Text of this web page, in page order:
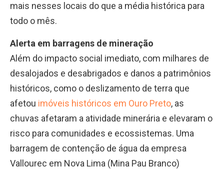
mais nesses locais do que a média histórica para
todo o mês.
Alerta em barragens de mineração
Além do impacto social imediato, com milhares de
desalojados e desabrigados e danos a patrimônios
históricos, como o deslizamento de terra que
afetou imóveis históricos em Ouro Preto, as
chuvas afetaram a atividade minerária e elevaram o
risco para comunidades e ecossistemas. Uma
barragem de contenção de água da empresa
Vallourec em Nova Lima (Mina Pau Branco)